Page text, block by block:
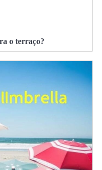
o terraço?